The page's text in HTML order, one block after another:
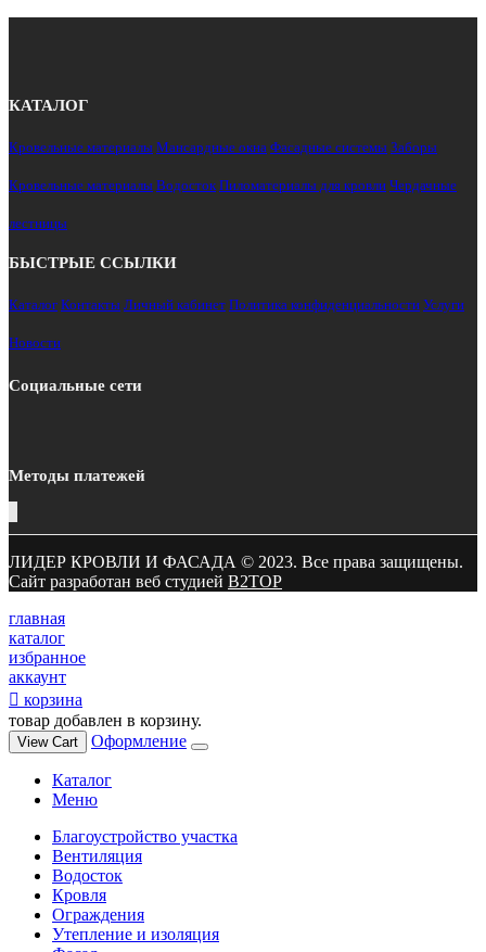
КАТАЛОГ
Кровельные материалы Мансардные окна Фасадные системы Заборы
Кровельные материалы Водосток Пиломатериалы для кровли Чердачные
лестницы
БЫСТРЫЕ ССЫЛКИ
Каталог Контакты Личный кабинет Политика конфиденциальности Услуги
Новости
Социальные сети
Методы платежей
ЛИДЕР КРОВЛИ И ФАСАДА © 2023. Все права защищены.
Сайт разработан веб студией B2TOP
главная
каталог
избранное
аккаунт
корзина
товар добавлен в корзину.
View Cart Оформление
Каталог
Меню
Благоустройство участка
Вентиляция
Водосток
Кровля
Ограждения
Утепление и изоляция